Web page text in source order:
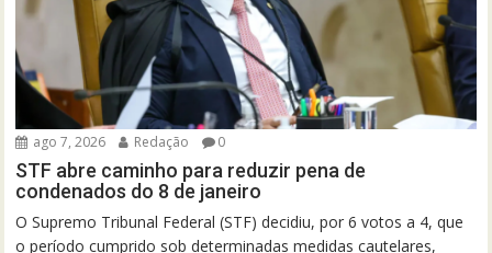
ago 7, 2026 Redação 0
STF abre caminho para reduzir pena de
condenados do 8 de janeiro
O Supremo Tribunal Federal (STF) decidiu, por 6 votos a 4, que
o período cumprido sob determinadas medidas cautelares,